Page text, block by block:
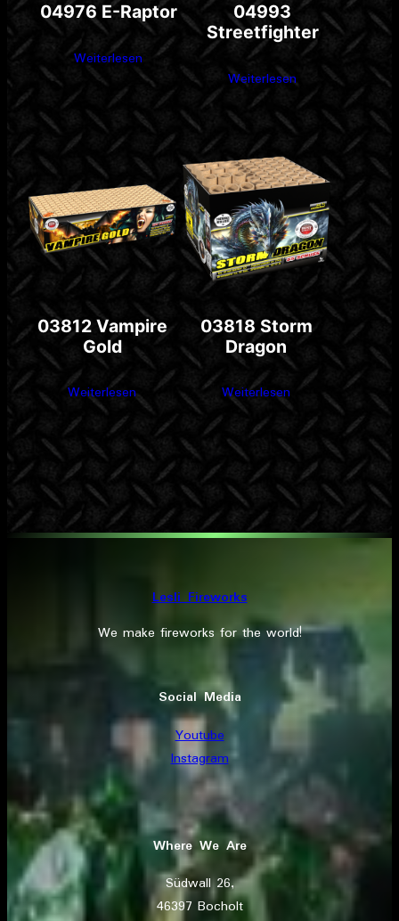
04976 E-Raptor
Weiterlesen
04993
Streetfighter
Weiterlesen
03812 Vampire
Gold
Weiterlesen
03818 Storm
Dragon
Weiterlesen
Lesli Fireworks
We make fireworks for the world!
Social Media
Youtube
Instagram
Where We Are
Südwall 26,
46397 Bocholt